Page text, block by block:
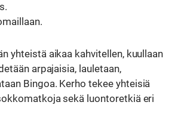
yhteistä aikaa kahvitellen, kuullaan
arpajaisia, lauletaan,
Bingoa. Kerho tekee yhteisiä
sekä luontoretkiä eri